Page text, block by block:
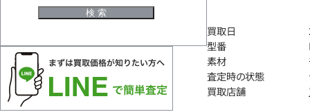
買取日
型番
素材
査定時の状態
買取店舗